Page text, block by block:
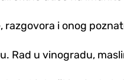
i onog
Rad u vinogradu,